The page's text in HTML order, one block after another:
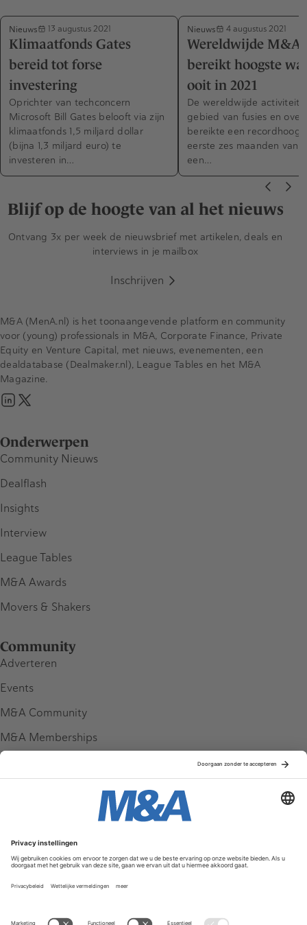
Nieuws 13 augustus 2021
Klimaatfonds Gates
bereid tot forse
investering
Oprichter van techconcern
Microsoft Bill Gates belooft via zijn
klimaatfonds 1,5 miljard dollar
(bijna 1,3 miljard euro) te
investeren in…
Nieuws 4 augustus 2021
Wereldwijde
bereikt hoogste
ooit in 2021
De wereldwijde activiteit
gebied van fusies en
bereikte een
eerste zes maanden van
een…
Blijf op de hoogte van al het nieuws
Ontvang 3x per week de nieuwsbrief met artikelen, deals en
interviews in je mailbox
Inschrijven
Onderwerpen
Community Nieuws
Dealflash
Insights
Interview
League Tables
M&A Awards
Movers & Shakers
Community
Adverteren
Events
M&A Community
M&A Memberships
Service & Contact
Contact
FAQ
Werken bij ons
M&A (MenA.nl) is het toonaangevende platform en community
voor (young) professionals in M&A, Corporate Finance, Private
Equity en Venture Capital, met nieuws, evenementen, een
dealdatabase (Dealmaker.nl), League Tables en het M&A
Magazine.